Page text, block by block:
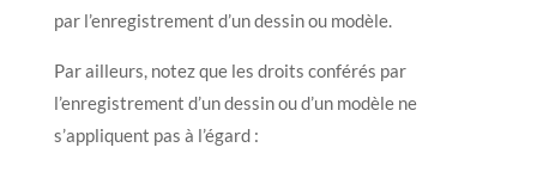
par l’enregistrement d’un dessin ou modèle.
Par ailleurs, notez que les droits conférés par
l’enregistrement d’un dessin ou d’un modèle ne
s’appliquent pas à l’égard :